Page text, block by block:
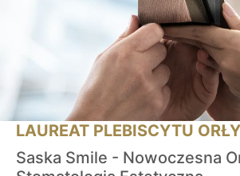
LAUREAT PLEBISCYTU ORŁY
Saska Smile - Nowoczesna